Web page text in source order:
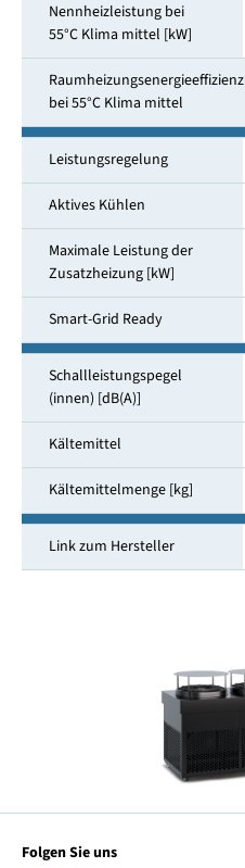
Nennheizleistung bei
55°C Klima mittel [kW]
Raumheizungsenergieeffizienz
bei 55°C Klima mittel
Leistungsregelung
Aktives Kühlen
Maximale Leistung der
Zusatzheizung [kW]
Smart-Grid Ready
Schallleistungspegel
(innen) [dB(A)]
Kältemittel
Kältemittelmenge [kg]
Link zum Hersteller
Folgen Sie uns